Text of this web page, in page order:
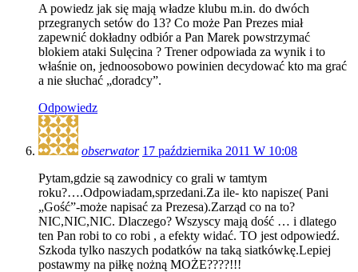
A powiedz jak się mają władze klubu m.in. do dwóch
przegranych setów do 13? Co może Pan Prezes miał
zapewnić dokładny odbiór a Pan Marek powstrzymać
blokiem ataki Sulęcina ? Trener odpowiada za wynik i to
właśnie on, jednoosobowo powinien decydować kto ma grać
a nie słuchać „doradcy”.
Odpowiedz
obserwator 17 października 2011 W 10:08
Pytam,gdzie są zawodnicy co grali w tamtym
roku?….Odpowiadam,sprzedani.Za ile- kto napisze( Pani
„Gość”-może napisać za Prezesa).Zarząd co na to?
NIC,NIC,NIC. Dlaczego? Wszyscy mają dość … i dlatego
ten Pan robi to co robi , a efekty widać. TO jest odpowiedź.
Szkoda tylko naszych podatków na taką siatkówkę.Lepiej
postawmy na piłkę nożną MOŻE????!!!